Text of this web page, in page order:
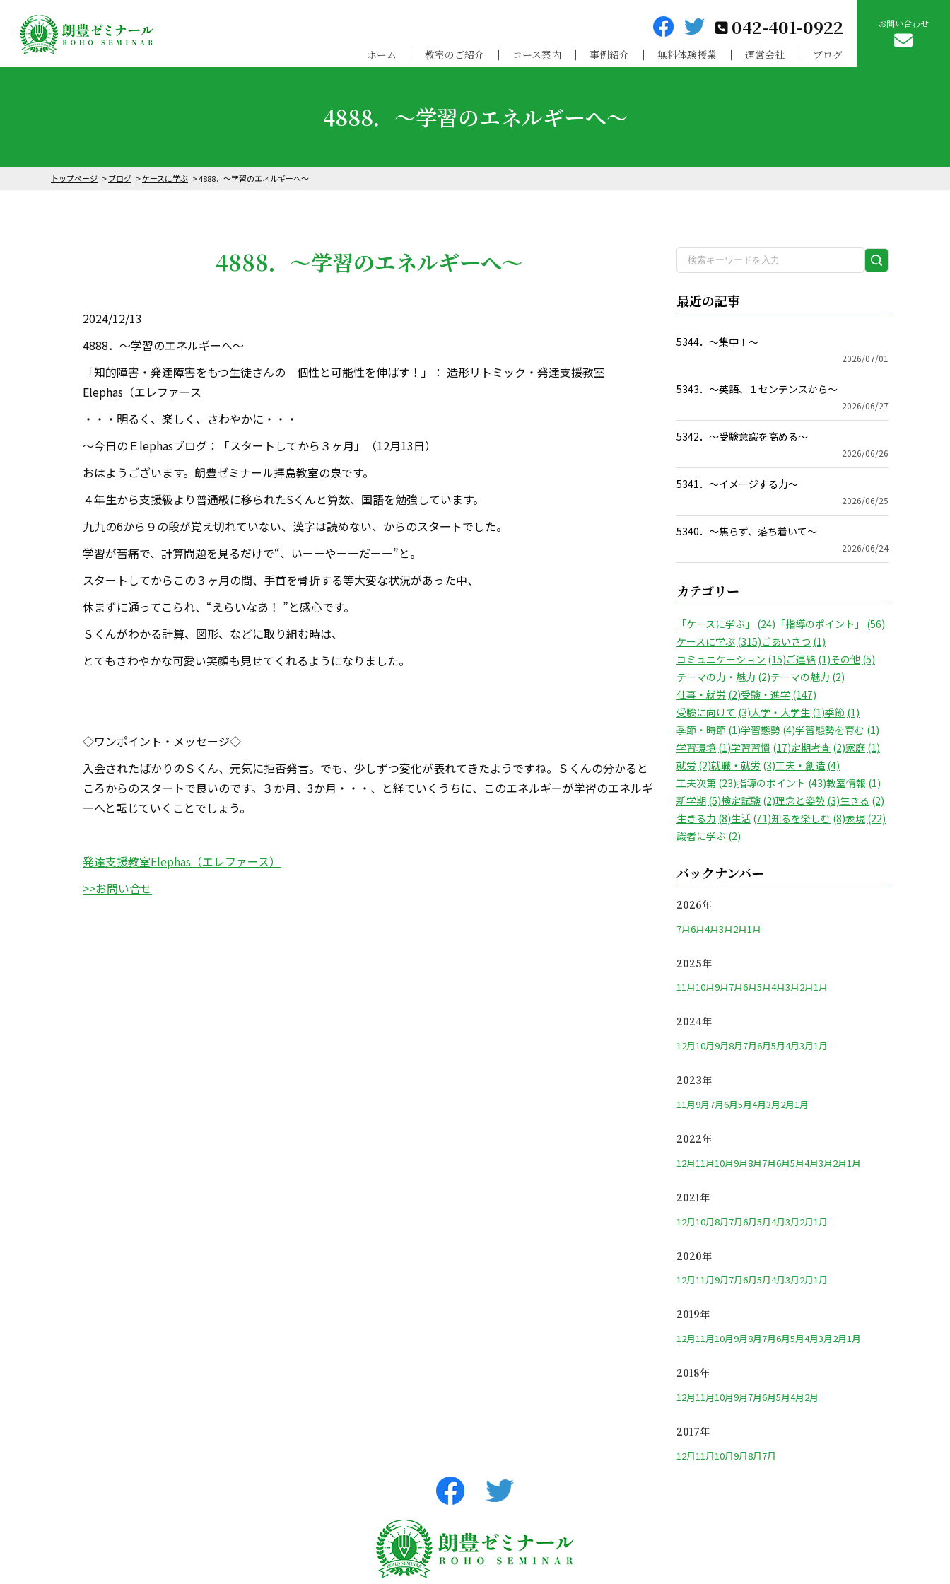
042-401-0922
ホーム 教室のご紹介 コース案内 事例紹介 無料体験授業 運営会社 ブログ
お問い合わせ
4888．～学習のエネルギーへ～
トップページ ブログ ケースに学ぶ 4888．～学習のエネルギーへ～
4888．～学習のエネルギーへ～
2024/12/13
4888．～学習のエネルギーへ～
「知的障害・発達障害をもつ生徒さんの 個性と可能性を伸ばす！」： 造形リトミック・発達支援教室
Elephas（エレファース
・・・明るく、楽しく、さわやかに・・・
～今日のＥlephasブログ：「スタートしてから３ヶ月」（12月13日）
おはようございます。朗豊ゼミナール拝島教室の泉です。
４年生から支援級より普通級に移られたSくんと算数、国語を勉強しています。
九九の6から９の段が覚え切れていない、漢字は読めない、からのスタートでした。
学習が苦痛で、計算問題を見るだけで“、いーーやーーだーー”と。
スタートしてからこの３ヶ月の間、手首を骨折する等大変な状況があった中、
休まずに通ってこられ、“えらいなあ！ ”と感心です。
Ｓくんがわかる計算、図形、などに取り組む時は、
とてもさわやかな可愛い笑顔も見せてくれるようになりました。
◇ワンポイント・メッセージ◇
入会されたばかりのＳくん、元気に拒否発言。でも、少しずつ変化が表れてきたようですね。Ｓくんの分かると
ころからのスタートで良いのです。３か月、3か月・・・、と経ていくうちに、このエネルギーが学習のエネルギ
ーへと転じていくことでしょう。
発達支援教室Elephas（エレファース）
>>お問い合せ
検
最近の記事
5344．～集中！〜
2026/07/01
5343．～英語、１センテンスから〜
2026/06/27
5342．～受験意識を高める〜
2026/06/26
5341．～イメージする力〜
2026/06/25
5340．～焦らず、落ち着いて〜
2026/06/24
カテゴリー
「ケースに学ぶ」 (24) 「指導のポイント」
(56)
ケースに学ぶ (315)ごあいさつ (1)
コミュニケーション (15)ご連絡 (1)その他 (5)
テーマの力・魅力 (2)テーマの魅力 (2)
仕事・就労 (2)受験・進学 (147)
受験に向けて (3)大学・大学生 (1)季節 (1)
季節・時節 (1)学習態勢 (4)学習態勢を育む (1)
学習環境 (1)学習習慣 (17)定期考査 (2)家庭 (1)
就労 (2)就職・就労 (3)工夫・創造 (4)
工夫次第 (23)指導のポイント (43)教室情報 (1)
新学期 (5)検定試験 (2)理念と姿勢 (3)生きる (2)
生きる力 (8)生活 (71)知るを楽しむ (8)表現 (22)
識者に学ぶ (2)
バックナンバー
2026年
7月6月4月3月2月1月
2025年
11月10月9月7月6月5月4月3月2月1月
2024年
12月10月9月8月7月6月5月4月3月1月
2023年
11月9月7月6月5月4月3月2月1月
2022年
12月11月10月9月8月7月6月5月4月3月2月1月
2021年
12月10月8月7月6月5月4月3月2月1月
2020年
12月11月9月7月6月5月4月3月2月1月
2019年
12月11月10月9月8月7月6月5月4月3月2月1月
2018年
12月11月10月9月7月6月5月4月2月
2017年
12月11月10月9月8月7月